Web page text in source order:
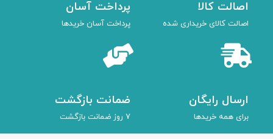
اصالت کالا
اصالت کالای خریداری شده
پرداخت آسان
پرداخت آسان خریدها
ارسال رایگان
برای همه خریدها
ضمانت بازگشت
7 روز ضمانت بازگشت